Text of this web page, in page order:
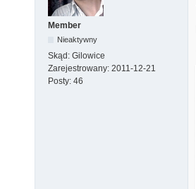
Member
Nieaktywny
Skąd: Gilowice
Zarejestrowany: 2011-12-21
Posty: 46